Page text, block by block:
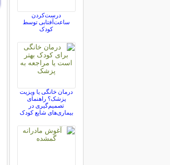
درست‌کردن
ساعت‌آفتابی توسط
کودک
درمان خانگی یا ویزیت
پزشک؟ راهنمای
تصمیم‌گیری در
بیماری‌های شایع کودک